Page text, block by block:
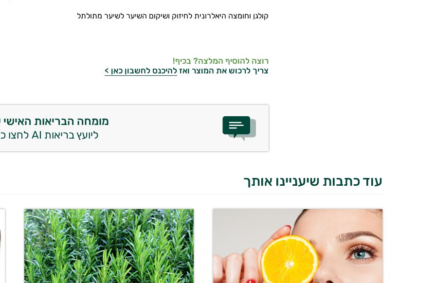
קולגן וחומצה היאלרונית לחיזוק ושיקום השיער לשיער מתולתל
רוצה להוסיף המלצה? בכיף!
צריך לרכוש את המוצר ואז להיכנס לחשבון כאן >
מומחה הבריאות
ליועץ בריאות AI לחצו כאן
עוד כתבות שיעניינו אותך